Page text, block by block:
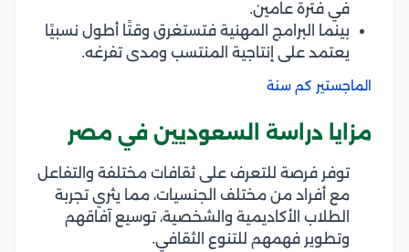
في فترة عامين.
بينما البرامج المهنية فتستغرق وقتًا أطول نسبيًا
يعتمد على إنتاجية المنتسب ومدى تفرغه.
الماجستير كم سنة
مزايا دراسة السعوديين في مصر
توفر فرصة للتعرف على ثقافات مختلفة والتفاعل
مع أفراد من مختلف الجنسيات، مما يثري تجربة
الطلاب الأكاديمية والشخصية، توسيع آفاقهم
وتطوير فهمهم للتنوع الثقافي.